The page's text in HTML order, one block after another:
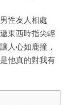
性友人相處
東西時指尖輕
人心如鹿撞，
他真的對我有